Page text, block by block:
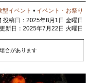
型イベント • イベント・お祭り
投稿日：2025年8月1日 金曜日
更新日：2025年7月22日 火曜日
合があります